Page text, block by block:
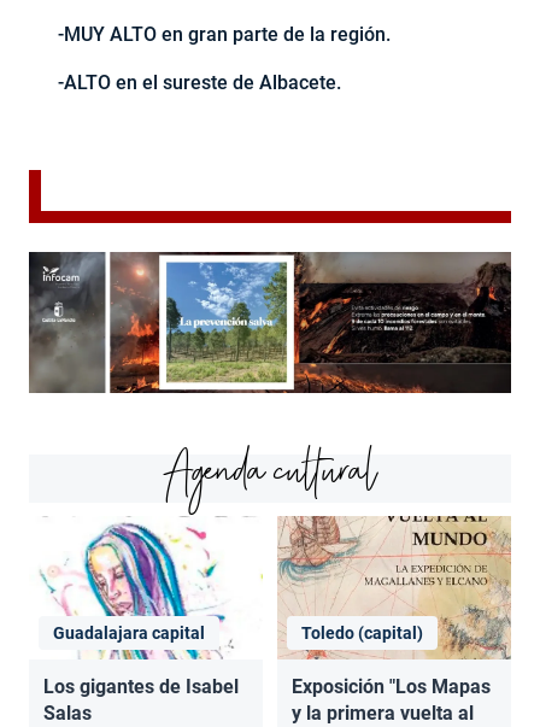
-MUY ALTO en gran parte de la región.
-ALTO en el sureste de Albacete.
Agenda cultural
Guadalajara capital
Los gigantes de Isabel
Salas
Toledo (capital)
Exposición "Los Mapas
y la primera vuelta al